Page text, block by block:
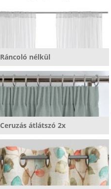
Ráncoló nélkül
Ceruzás átlátszó 2x